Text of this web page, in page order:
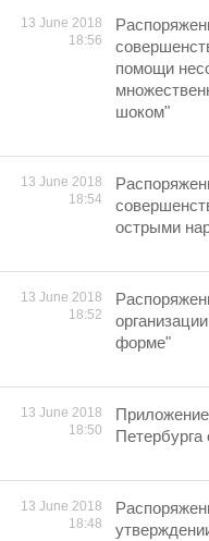
13 June 2018
18:56
помощи
шоком"
13 June 2018
18:54
острыми
13 June 2018
18:52
форме"
13 June 2018
18:50
13 June 2018
18:48